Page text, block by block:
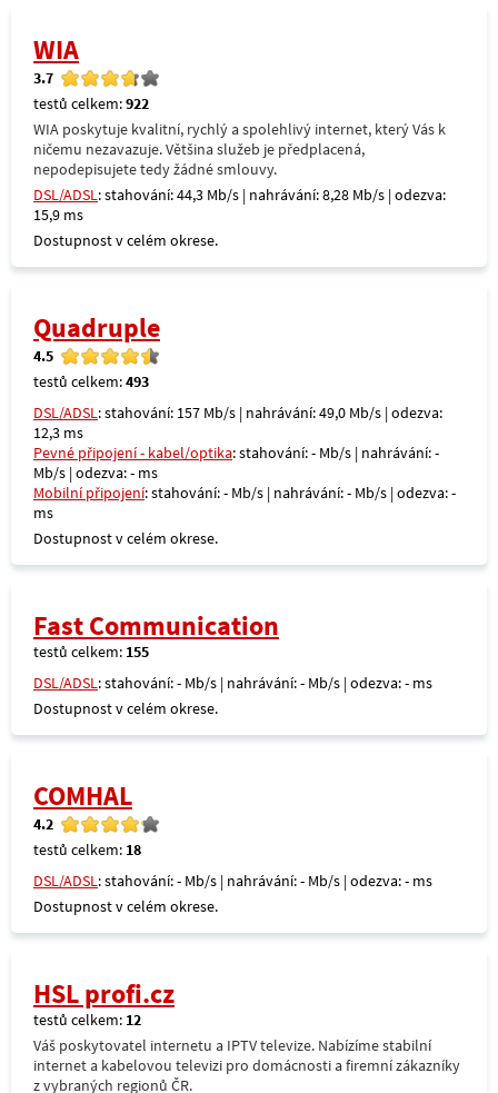
WIA
3.7
testů celkem:922
WIA poskytuje kvalitní, rychlý a spolehlivý internet, který Vás k
ničemu nezavazuje. Většina služeb je předplacená,
nepodepisujete tedy žádné smlouvy.
DSL/ADSL: stahování: 44,3 Mb/s | nahrávání: 8,28 Mb/s | odezva:
15,9 ms
Dostupnost v celém okrese.
Quadruple
4.5
testů celkem:493
DSL/ADSL: stahování: 157 Mb/s | nahrávání: 49,0 Mb/s | odezva:
12,3 ms
Pevné připojení - kabel/optika: stahování: - Mb/s | nahrávání: -
Mb/s | odezva: - ms
Mobilní připojení: stahování: - Mb/s | nahrávání: - Mb/s | odezva: -
ms
Dostupnost v celém okrese.
Fast Communication
testů celkem: 155
DSL/ADSL: stahování: - Mb/s | nahrávání: - Mb/s | odezva: - ms
Dostupnost v celém okrese.
COMHAL
4.2
testů celkem: 18
DSL/ADSL: stahování: - Mb/s | nahrávání: - Mb/s | odezva: - ms
Dostupnost v celém okrese.
HSL profi.cz
testů celkem: 12
Váš poskytovatel internetu a IPTV televize. Nabízíme stabilní
internet a kabelovou televizi pro domácnosti a firemní zákazníky
z vybraných regionů ČR.